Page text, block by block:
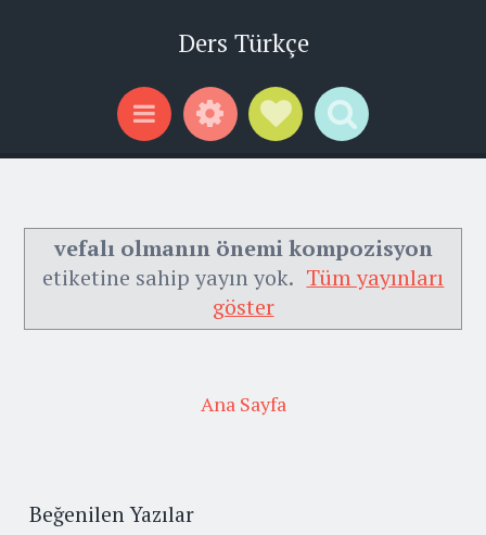
Ders Türkçe
Menu WidgetsSocial Links
Search
vefalı olmanın önemi kompozisyon
etiketine sahip yayın yok. Tüm yayınları
göster
Ana Sayfa
Beğenilen Yazılar